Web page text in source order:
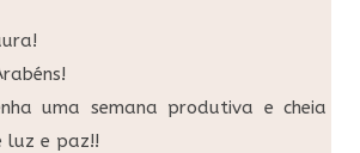
uma semana produtiva e cheia
luz e paz!!